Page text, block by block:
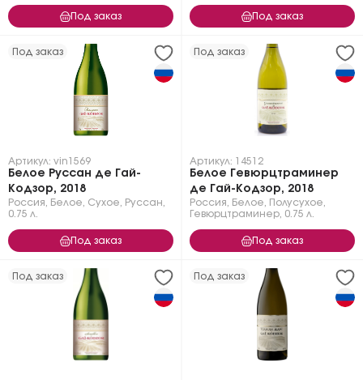
Под заказ Под заказ
Под заказ
Артикул: vin1569
Белое Руссан де Гай-
Кодзор, 2018
Россия Белое Сухое Руссан
0.75 л.
Под заказ
Под заказ
Артикул: 14512
Белое Гевюрцтраминер
де Гай-Кодзор, 2018
Россия Белое Полусухое
Гевюрцтраминер 0.75 л.
Под заказ
Под заказ Под заказ